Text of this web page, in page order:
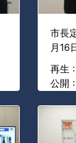
市長
月16
再生
公開